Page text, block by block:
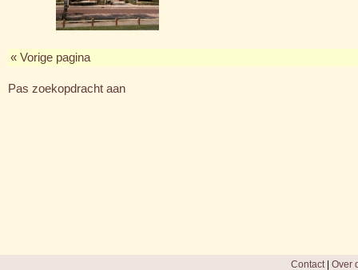
« Vorige pagina
Pas zoekopdracht aan
Contact| Over